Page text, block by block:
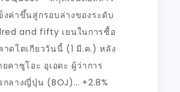
งค่าขึ้นสู่กรอบล่างของระดับ
and fifty เยนในการซื้อ
ดโตเกียววันนี้ (1 มี.ค.) หลัง
คาซูโอะ อุเอดะ ผู้ว่าการ
กลางญี่ปุ่น (BOJ)… +2.8%